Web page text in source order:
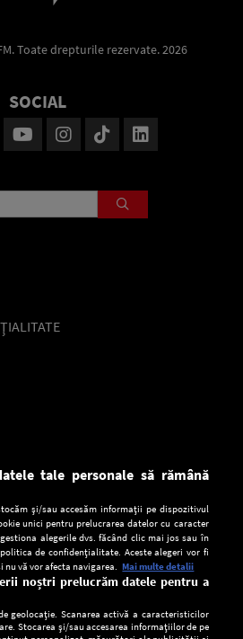
Toate drepturile rezervate. 2026
SOCIAL
Europa FM pentru smartphone:
tale personale să rămână
și/sau accesăm informații pe dispozitivul
unici pentru prelucrarea datelor cu caracter
alegerile dvs. făcând clic mai jos sau în
de confidențialitate. Aceste alegeri vor fi
vă vor afecta navigarea. Mai multe detalii
noștri prelucrăm datele pentru a
geolocație. Scanarea activă a caracteristicilor
Stocarea și/sau accesarea informațiilor de pe